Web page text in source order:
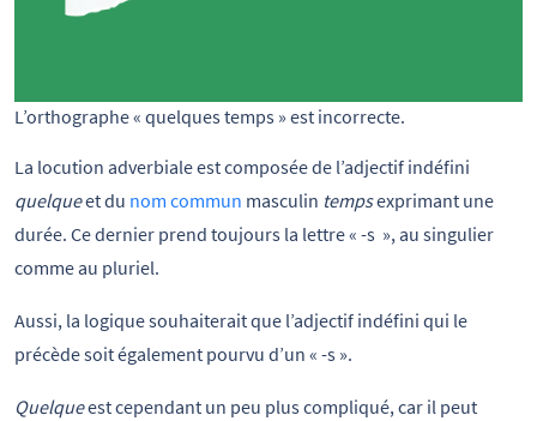
L’orthographe « quelques temps » est incorrecte.
La locution adverbiale est composée de l’adjectif indéfini
quelqueet du nom commun masculin tempsexprimant une
durée. Ce dernier prend toujours la lettre « -s », au singulier
comme au pluriel.
Aussi, la logique souhaiterait que l’adjectif indéfini qui le
précède soit également pourvu d’un « -s ».
Quelqueest cependant un peu plus compliqué, car il peut